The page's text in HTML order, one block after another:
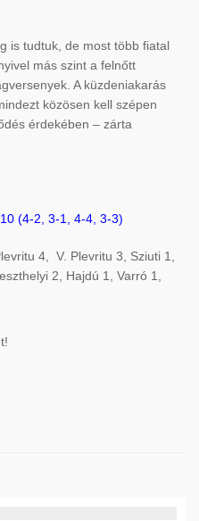
is tudtuk, de most több fiatal
más szint a felnőtt
A küzdeniakarás
közösen kell szépen
érdekében – zárta
(4-2, 3-1, 4-4, 3-3)
4, V. Plevritu 3, Sziuti 1,
2, Hajdú 1, Varró 1,